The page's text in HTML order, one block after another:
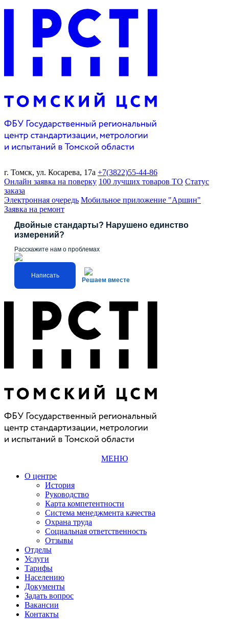
г. Томск, ул. Косарева, 17а +7(3822)55-44-86
Онлайн заявка на поверку 100 лучших товаров ТО Статус
заказа
Электронная очередь Мобильное приложение "Аршин"
Заявка на ремонт
Двойные стандарты? Нарушено единство
измерений?
Расскажите нам о проблемах
Написать
Решаем вместе
МЕНЮ
О центре
История
Руководство
Карта компетентности
Система менеджмента качества
Охрана труда
Социальная ответственность
Отзывы
Отделы
Услуги
Тарифы
Населению
Документы
Задать вопрос
Вакансии
Контакты